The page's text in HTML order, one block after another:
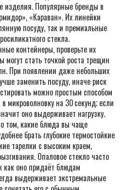
изделия. Популярные бренды в
«Караван». Их линейки
посуду, так и премиальные
стекла.
контейнеры, проверьте их
могут стать точкой роста трещин
При появлении даже небольших
заменить посуду, иначе риск
можно простым способом
микроволновку на 30 секунд; если
оно выдерживает нагрузку.
том, какие блюда вы чаще
брать глубокие термостойкие
тарелки с высоким краем,
Опаловое стекло часто
как оно придаёт блюдам
выдерживает экстремальные